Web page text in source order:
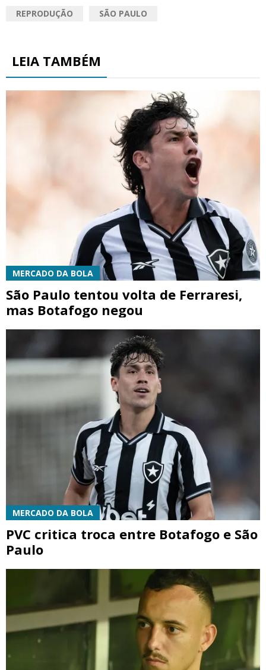
REPRODUÇÃO SÃO PAULO
LEIA TAMBÉM
MERCADO DA BOLA
São Paulo tentou volta de Ferraresi,
mas Botafogo negou
MERCADO DA BOLA
PVC critica troca entre Botafogo e São
Paulo